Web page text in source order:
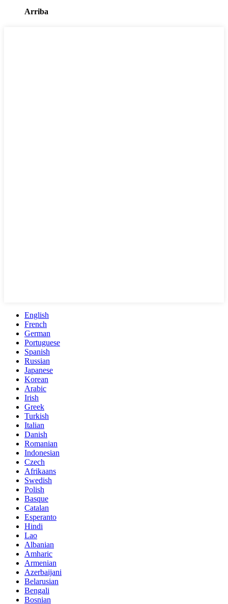
Arriba
English
French
German
Portuguese
Spanish
Russian
Japanese
Korean
Arabic
Irish
Greek
Turkish
Italian
Danish
Romanian
Indonesian
Czech
Afrikaans
Swedish
Polish
Basque
Catalan
Esperanto
Hindi
Lao
Albanian
Amharic
Armenian
Azerbaijani
Belarusian
Bengali
Bosnian